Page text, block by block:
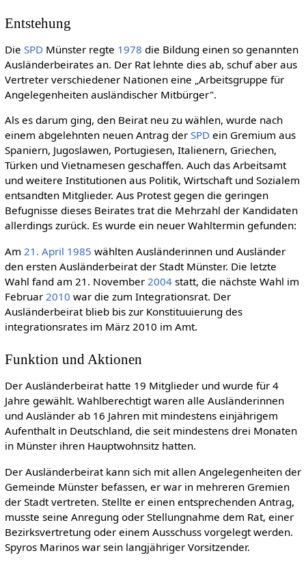
Entstehung
Die SPD Münster regte 1978 die Bildung einen so genannten
Ausländerbeirates an. Der Rat lehnte dies ab, schuf aber aus
Vertreter verschiedener Nationen eine „Arbeitsgruppe für
Angelegenheiten ausländischer Mitbürger".
Als es darum ging, den Beirat neu zu wählen, wurde nach
einem abgelehnten neuen Antrag der SPD ein Gremium aus
Spaniern, Jugoslawen, Portugiesen, Italienern, Griechen,
Türken und Vietnamesen geschaffen. Auch das Arbeitsamt
und weitere Institutionen aus Politik, Wirtschaft und Sozialem
entsandten Mitglieder. Aus Protest gegen die geringen
Befugnisse dieses Beirates trat die Mehrzahl der Kandidaten
allerdings zurück. Es wurde ein neuer Wahltermin gefunden:
Am 21. April 1985 wählten Ausländerinnen und Ausländer
den ersten Ausländerbeirat der Stadt Münster. Die letzte
Wahl fand am 21. November 2004statt, die nächste Wahl im
Februar 2010 war die zum Integrationsrat. Der
Ausländerbeirat blieb bis zur Konstituuierung des
integrationsrates im März 2010 im Amt.
Funktion und Aktionen
Der Ausländerbeirat hatte 19 Mitglieder und wurde für 4
Jahre gewählt. Wahlberechtigt waren alle Ausländerinnen
und Ausländer ab 16 Jahren mit mindestens einjährigem
Aufenthalt in Deutschland, die seit mindestens drei Monaten
in Münster ihren Hauptwohnsitz hatten.
Der Ausländerbeirat kann sich mit allen Angelegenheiten der
Gemeinde Münster befassen, er war in mehreren Gremien
der Stadt vertreten. Stellte er einen entsprechenden Antrag,
musste seine Anregung oder Stellungnahme dem Rat, einer
Bezirksvertretung oder einem Ausschuss vorgelegt werden.
Spyros Marinos war sein langjähriger Vorsitzender.